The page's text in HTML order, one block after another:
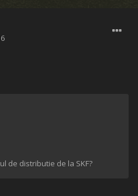
de distributie de la SKF?